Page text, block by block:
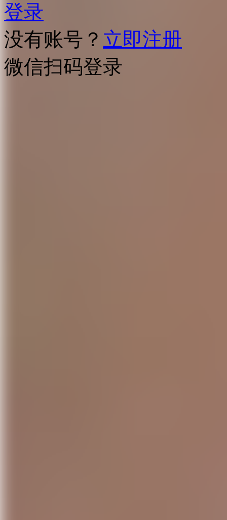
登录
没有账号？ 立即注册
微信扫码登录